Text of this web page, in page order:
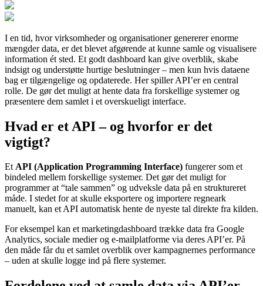
I en tid, hvor virksomheder og organisationer genererer enorme
mængder data, er det blevet afgørende at kunne samle og visualisere
information ét sted. Et godt dashboard kan give overblik, skabe
indsigt og understøtte hurtige beslutninger – men kun hvis dataene
bag er tilgængelige og opdaterede. Her spiller API’er en central
rolle. De gør det muligt at hente data fra forskellige systemer og
præsentere dem samlet i et overskueligt interface.
Hvad er et API – og hvorfor er det
vigtigt?
EtAPI (Application Programming Interface) fungerer som et
bindeled mellem forskellige systemer. Det gør det muligt for
programmer at “tale sammen” og udveksle data på en struktureret
måde. I stedet for at skulle eksportere og importere regneark
manuelt, kan et API automatisk hente de nyeste tal direkte fra kilden.
For eksempel kan et marketingdashboard trække data fra Google
Analytics, sociale medier og e-mailplatforme via deres API’er. På
den måde får du et samlet overblik over kampagnernes performance
– uden at skulle logge ind på flere systemer.